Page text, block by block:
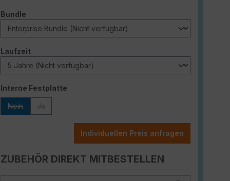
Bundle
Laufzeitauswählen
Interne Festplatte
Nein
Individuellen Preis anfragen
ZUBEHÖR DIREKT MITBESTELLEN